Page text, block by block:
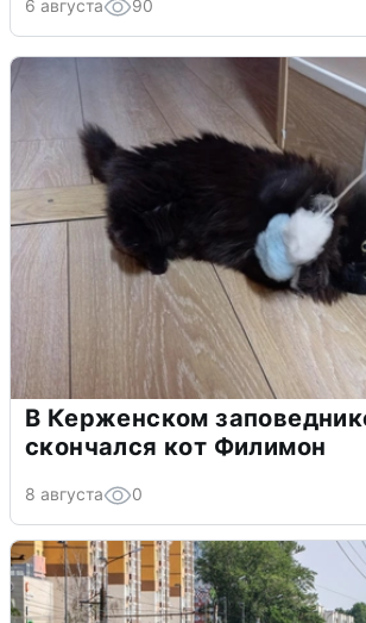
6 августа 90
В Керженском
скончался кот Филимон
8 августа 0